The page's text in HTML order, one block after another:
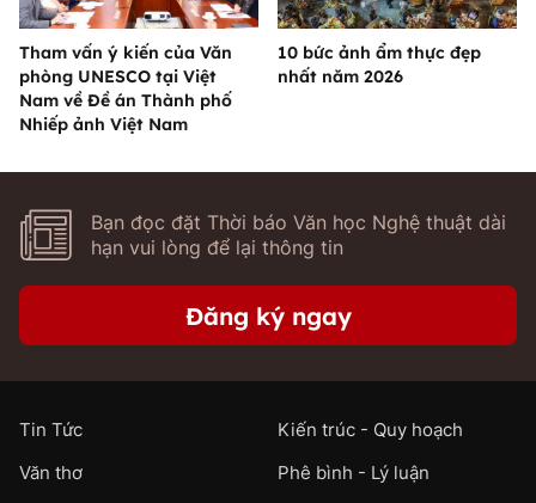
Tham vấn ý kiến của Văn
phòng UNESCO tại Việt
Nam về Đề án Thành phố
Nhiếp ảnh Việt Nam
10 bức ảnh ẩm thực đẹp
nhất năm 2026
Bạn đọc đặt Thời báo Văn học Nghệ thuật dài
hạn vui lòng để lại thông tin
Đăng ký ngay
Tin Tức
Kiến trúc - Quy hoạch
Văn thơ
Phê bình - Lý luận